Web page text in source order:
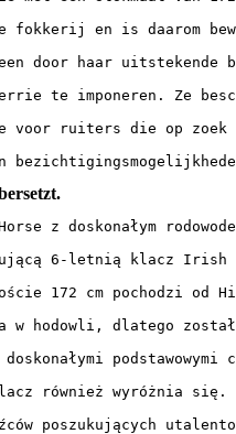
en is daarom
door haar uitstekende
te imponeren. Ze
voor ruiters die op
z doskonałym
6-letnią klacz
172 cm pochodzi od
w hodowli, dlatego
również wyróżnia
poszukujących